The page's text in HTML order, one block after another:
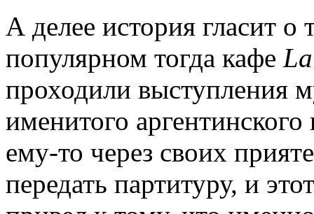
А делее история гласит о
популярном тогда кафе
проходили выступления
именитого
ему-то через своих
передать партитуру, и